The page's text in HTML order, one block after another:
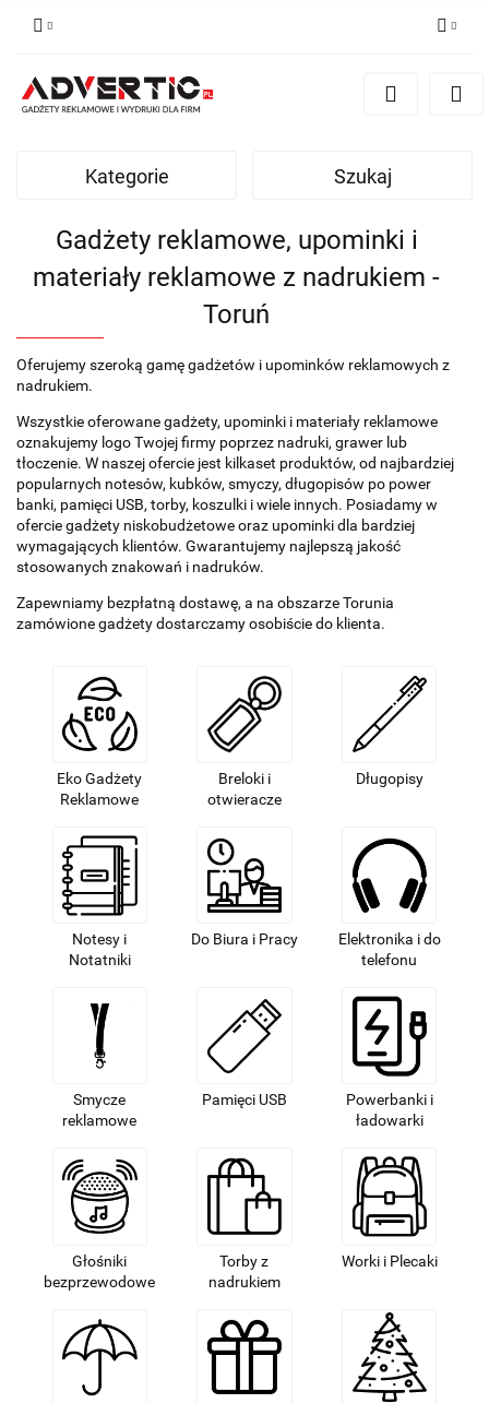
Zaloguj się
Zgody cookies
Kategorie Szukaj
Gadżety reklamowe, upominki i
materiały reklamowe z nadrukiem -
Toruń
Oferujemy szeroką gamę gadżetów i upominków reklamowych z
nadrukiem.
Wszystkie oferowane gadżety, upominki i materiały reklamowe
oznakujemy logo Twojej firmy poprzez nadruki, grawer lub
tłoczenie. W naszej ofercie jest kilkaset produktów, od najbardziej
popularnych notesów, kubków, smyczy, długopisów po power
banki, pamięci USB, torby, koszulki i wiele innych. Posiadamy w
ofercie gadżety niskobudżetowe oraz upominki dla bardziej
wymagających klientów. Gwarantujemy najlepszą jakość
stosowanych znakowań i nadruków.
Zapewniamy bezpłatną dostawę, a na obszarze Torunia
zamówione gadżety dostarczamy osobiście do klienta.
Eko Gadżety
Reklamowe
Breloki i
otwieracze
Długopisy
Notesy i
Notatniki
Do Biura i Pracy
Elektronika i do
telefonu
Smycze
reklamowe
Pamięci USB
Powerbanki i
ładowarki
Głośniki
bezprzewodowe
Torby z
nadrukiem
Worki i Plecaki